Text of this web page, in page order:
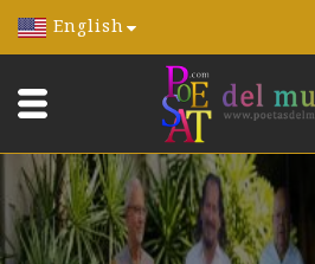
English